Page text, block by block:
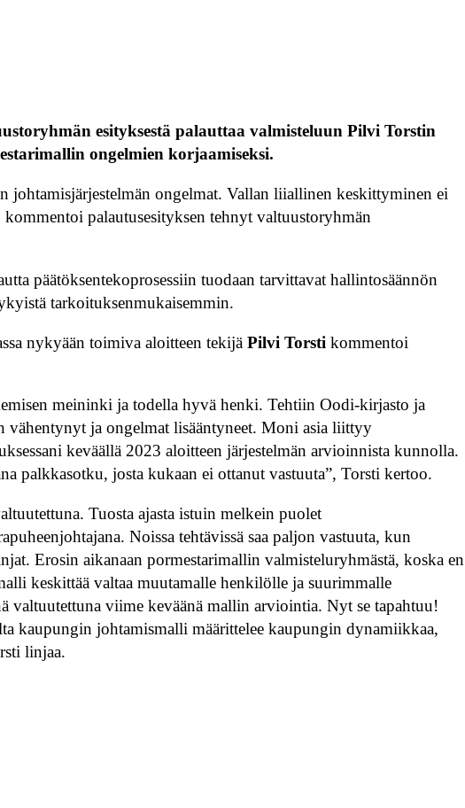
esityksestä palauttaa valmisteluun Pilvi Torstin
ongelmien korjaamiseksi.
johtamisjärjestelmän ongelmat. Vallan liiallinen keskittyminen ei
palautusesityksen tehnyt valtuustoryhmän
päätöksentekoprosessiin tuodaan tarvittavat hallintosäännön
tarkoituksenmukaisemmin.
nykyään toimiva aloitteen tekijäPilvi Torsti kommentoi
meininki ja todella hyvä henki. Tehtiin Oodi-kirjasto ja
ja ongelmat lisääntyneet. Moni asia liittyy
keväällä 2023 aloitteen järjestelmän arvioinnista kunnolla.
palkkasotku, josta kukaan ei ottanut vastuuta”, Torsti kertoo.
Tuosta ajasta istuin melkein puolet
Noissa tehtävissä saa paljon vastuuta, kun
Erosin aikanaan pormestarimallin valmisteluryhmästä, koska en
keskittää valtaa muutamalle henkilölle ja suurimmalle
valtuutettuna viime keväänä mallin arviointia. Nyt se tapahtuu!
kaupungin johtamismalli määrittelee kaupungin dynamiikkaa,
linjaa.